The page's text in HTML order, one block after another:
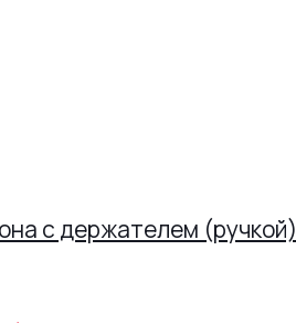
с держателем (ручкой)